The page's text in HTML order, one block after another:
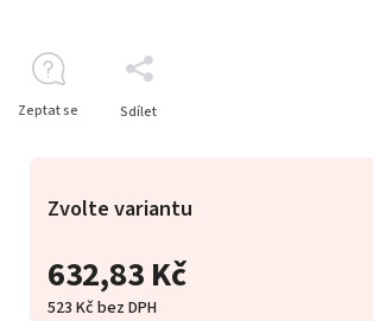
632,83 Kč
523 Kč bez DPH
Zvolte variantu
Zeptat se Sdílet